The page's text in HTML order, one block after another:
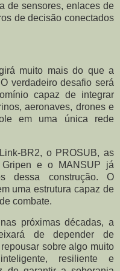
de sensores, enlaces de
de decisão conectados
muito mais do que a
verdadeiro desafio será
capaz de integrar
aeronaves, drones e
em uma única rede
BR2, o PROSUB, as
Gripen e o MANSUP já
dessa construção. O
uma estrutura capaz de
combate.
próximas décadas, a
de depender de
sobre algo muito
resiliente e